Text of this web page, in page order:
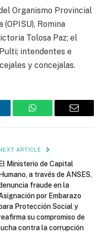
Organismo Provincial
Romina
Tolosa Paz; el
intendentes e
y concejalas.
WhatsApp Email
ARTICLE
El Ministerio de Capital
Humano, a través de ANSES,
fraude en la
por Embarazo
Protección Social y
su compromiso de
lucha contra la corrupción